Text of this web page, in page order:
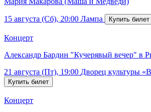
15 августа (Сб), 20:00 Лампа
Концерт
Александр Бардин "Кучерявый вечер" в
21 августа (Пт), 19:00 Дворец культуры
Концерт